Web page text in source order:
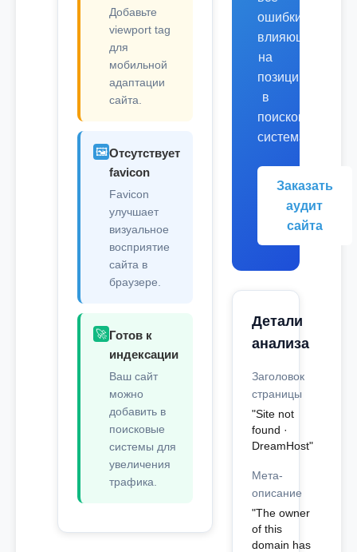
Добавьте
viewport tag
для
мобильной
адаптации
сайта.
🖼️Отсутствует
favicon
Favicon
улучшает
визуальное
восприятие
сайта в
браузере.
🚀 Готов к
индексации
Ваш сайт
можно
добавить в
поисковые
системы для
увеличения
трафика.
ошибки,
влияющие
на
позиции
в
поисковых
системах.
Заказать
аудит
сайта
Детали
анализа
Заголовок
страницы
"Site not
found ·
DreamHost"
Мета-
описание
"The owner
of this
domain has